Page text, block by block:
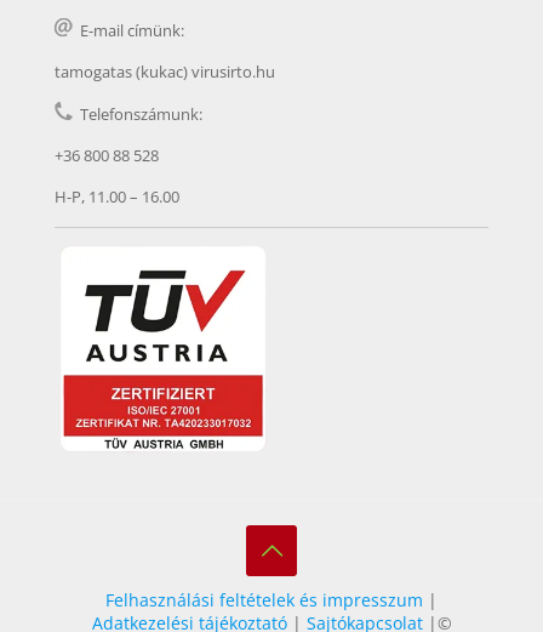
E-mail címünk:
tamogatas (kukac) virusirto.hu
Telefonszámunk:
+36 800 88 528
H-P, 11.00 – 16.00
Felhasználási feltételek és impresszum |
Adatkezelési tájékoztató| Sajtókapcsolat|©